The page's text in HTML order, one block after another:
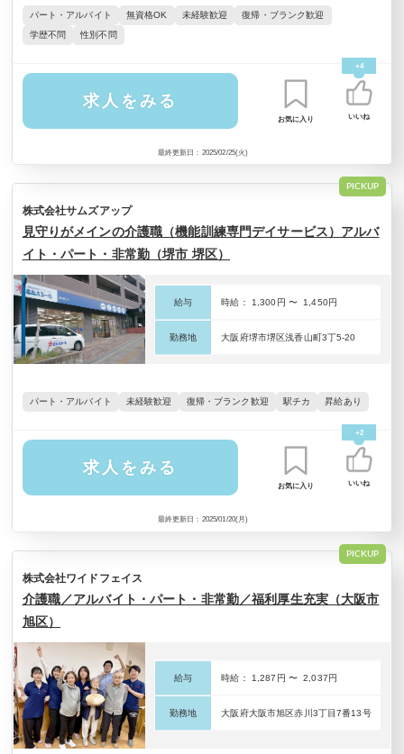
パート・アルバイト 無資格OK 未経験歓迎
復帰・ブランク歓迎
学歴不問
性別不問
最終更新日：2025/02/25(火)
求人をみる
お気に入り
+4
いいね
株式会社サムズアップ
PICKUP
見守りがメインの介護職（機能訓練専門デイサービス）アルバ
イト・パート・非常勤（堺市 堺区）
パート・アルバイト 未経験歓迎 復帰・ブランク歓迎 駅チカ 昇給あり
給与 時給： 1,300円 〜 1,450円
勤務地 大阪府堺市堺区浅香山町3丁5-20
最終更新日：2025/01/20(月)
求人をみる
お気に入り
+2
いいね
株式会社ワイドフェイス
PICKUP
介護職／アルバイト・パート・非常勤／福利厚生充実（大阪市
旭区）
給与 時給： 1,287円 〜 2,037円
勤務地 大阪府大阪市旭区赤川3丁目7番13号